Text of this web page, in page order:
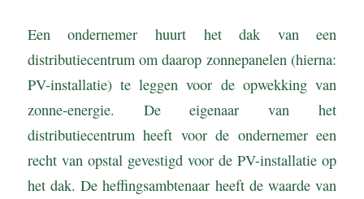
Een ondernemer huurt het dak van een
distributiecentrum om daarop zonnepanelen (hierna:
PV-installatie) te leggen voor de opwekking van
zonne-energie. De eigenaar van het
distributiecentrum heeft voor de ondernemer een
recht van opstal gevestigd voor de PV-installatie op
het dak. De heffingsambtenaar heeft de waarde van